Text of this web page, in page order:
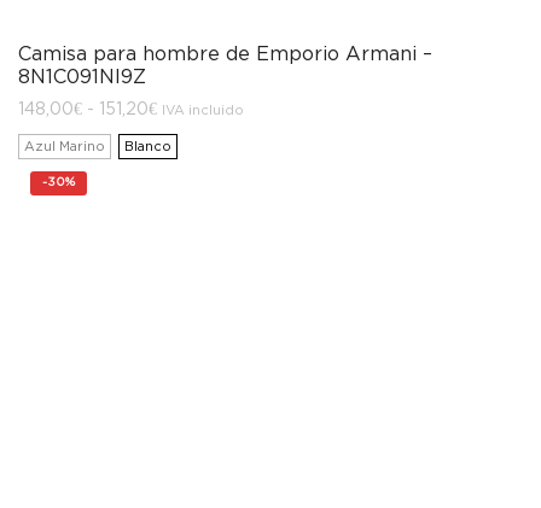
Camisa para hombre de Emporio Armani –
8N1C091NI9Z
148,00€ - 151,20€Rango
precios:
desde
IVA incluido
Azul Marino Blanco
-30%